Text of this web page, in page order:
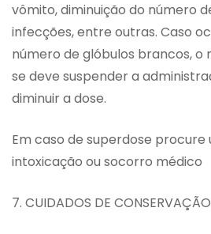
vômito, diminuição do número
infecções, entre outras. Caso
número de glóbulos brancos, o
se deve suspender a
diminuir a dose.
Em caso de superdose
intoxicação ou socorro médico
7. CUIDADOS DE CONSERVAÇÃO